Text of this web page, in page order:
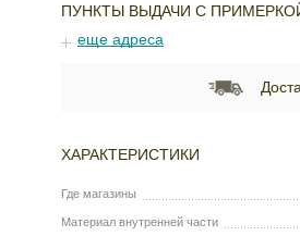
ПУНКТЫ ВЫДАЧИ С
еще адреса
ХАРАКТЕРИСТИКИ
Где магазины
Материал внутренней части